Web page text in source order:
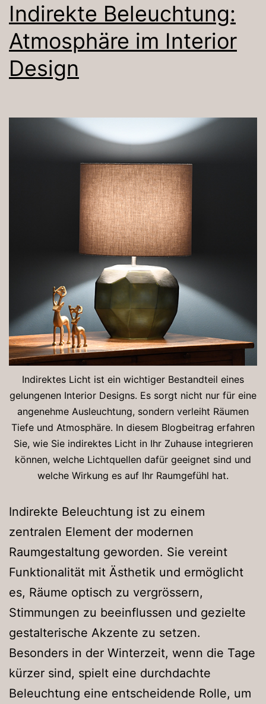
Indirekte Beleuchtung:
Atmosphäre im Interior
Design
Indirektes Licht ist ein wichtiger Bestandteil eines
gelungenen Interior Designs. Es sorgt nicht nur für eine
angenehme Ausleuchtung, sondern verleiht Räumen
Tiefe und Atmosphäre. In diesem Blogbeitrag erfahren
Sie, wie Sie indirektes Licht in Ihr Zuhause integrieren
können, welche Lichtquellen dafür geeignet sind und
welche Wirkung es auf Ihr Raumgefühl hat.
Indirekte Beleuchtung ist zu einem
zentralen Element der modernen
Raumgestaltung geworden. Sie vereint
Funktionalität mit Ästhetik und ermöglicht
es, Räume optisch zu vergrössern,
Stimmungen zu beeinflussen und gezielte
gestalterische Akzente zu setzen.
Besonders in der Winterzeit, wenn die Tage
kürzer sind, spielt eine durchdachte
Beleuchtung eine entscheidende Rolle, um